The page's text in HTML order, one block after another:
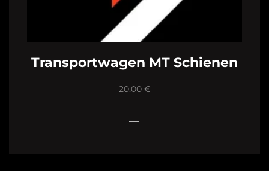
Transportwagen MT Schienen
20,00 €